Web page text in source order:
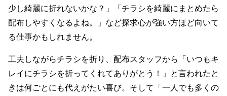
少し綺麗に折れないかな？」「チラシを綺麗にまとめたら
配布しやすくなるよね。」など探求心が強い方ほど向いて
る仕事かもしれません。
工夫しながらチラシを折り、配布スタッフから「いつもキ
レイにチラシを折ってくれてありがとう！」と言われたと
きは何ごとにも代えがたい喜び。そして「一人でも多くの